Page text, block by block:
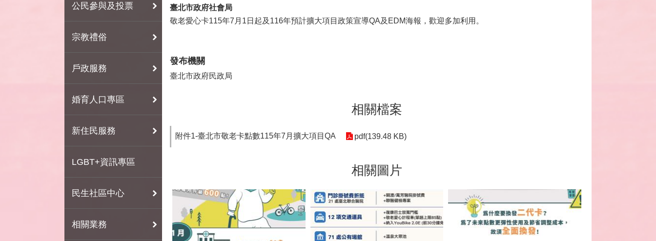
公民參與及投票
宗教禮俗
戶政服務
婚育人口專區
新住民服務
LGBT+資訊專區
民生社區中心
相關業務
臺北市政府社會局
敬老愛心卡115年7月1日起及116年預計擴大項目政策宣導QA及EDM海報，歡迎多加利用。
發布機關
臺北市政府民政局
相關檔案
附件1-臺北市敬老卡點數115年7月擴大項目QA pdf(139.48 KB)
相關圖片